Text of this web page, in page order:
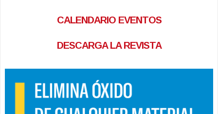
CALENDARIO EVENTOS
DESCARGA LA REVISTA